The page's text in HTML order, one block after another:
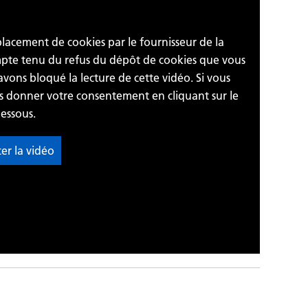
de cookies par le fournisseur de la
tenu du refus du dépôt de cookies que vous
bloqué la lecture de cette vidéo. Si vous
donner votre consentement en cliquant sur le
la vidéo